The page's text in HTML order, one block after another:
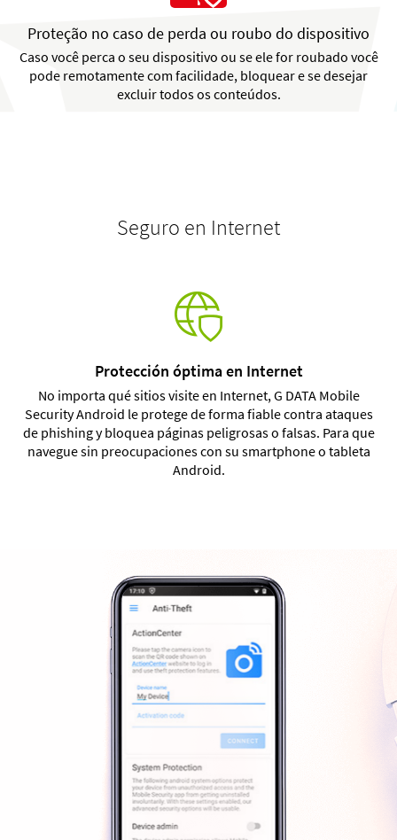
Proteção no caso de perda ou roubo do dispositivo
Caso você perca o seu dispositivo ou se ele for roubado você
pode remotamente com facilidade, bloquear e se desejar
excluir todos os conteúdos.
Seguro en Internet
Protección óptima en Internet
No importa qué sitios visite en Internet, G DATA Mobile
Security Android le protege de forma fiable contra ataques
de phishing y bloquea páginas peligrosas o falsas. Para que
navegue sin preocupaciones con su smartphone o tableta
Android.